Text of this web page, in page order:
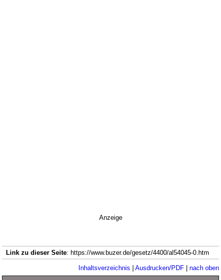
Anzeige
Link zu dieser Seite: https://www.buzer.de/gesetz/4400/al54045-0.htm
Inhaltsverzeichnis | Ausdrucken/PDF| nach oben